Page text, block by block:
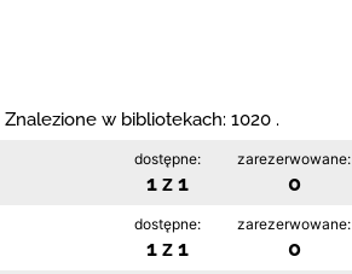
Znalezione w bibliotekach: 1020 .
dostępne:
1 z 1
zarezerwowane:
0
dostępne:
1 z 1
zarezerwowane:
0